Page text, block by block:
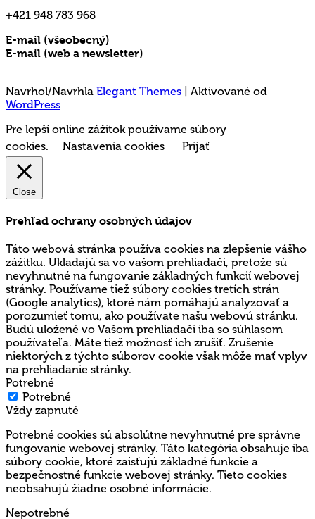
+421 948 783 968
E-mail (všeobecný)
E-mail (web a newsletter)
Navrhol/Navrhla Elegant Themes | Aktivované od
WordPress
Pre lepší online zážitok používame súbory
cookies.
Nastavenia cookies Prijať
Close
Prehľad ochrany osobných údajov
Táto webová stránka používa cookies na zlepšenie vášho
zážitku. Ukladajú sa vo vašom prehliadači, pretože sú
nevyhnutné na fungovanie základných funkcií webovej
stránky. Používame tiež súbory cookies tretích strán
(Google analytics), ktoré nám pomáhajú analyzovať a
porozumieť tomu, ako používate našu webovú stránku.
Budú uložené vo Vašom prehliadači iba so súhlasom
používateľa. Máte tiež možnosť ich zrušiť. Zrušenie
niektorých z týchto súborov cookie však môže mať vplyv
na prehliadanie stránky.
Potrebné
Potrebné
Vždy zapnuté
Potrebné cookies sú absolútne nevyhnutné pre správne
fungovanie webovej stránky. Táto kategória obsahuje iba
súbory cookie, ktoré zaisťujú základné funkcie a
bezpečnostné funkcie webovej stránky. Tieto cookies
neobsahujú žiadne osobné informácie.
Nepotrebné